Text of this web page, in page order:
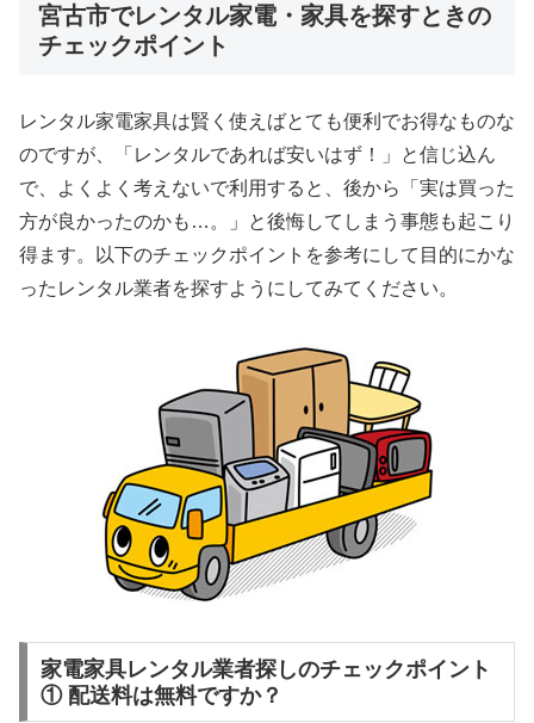
宮古市でレンタル家電・家具を探すときの
チェックポイント
レンタル家電家具は賢く使えばとても便利でお得なものな
のですが、「レンタルであれば安いはず！」と信じ込ん
で、よくよく考えないで利用すると、後から「実は買った
方が良かったのかも…。」と後悔してしまう事態も起こり
得ます。以下のチェックポイントを参考にして目的にかな
ったレンタル業者を探すようにしてみてください。
家電家具レンタル業者探しのチェックポイント
① 配送料は無料ですか？